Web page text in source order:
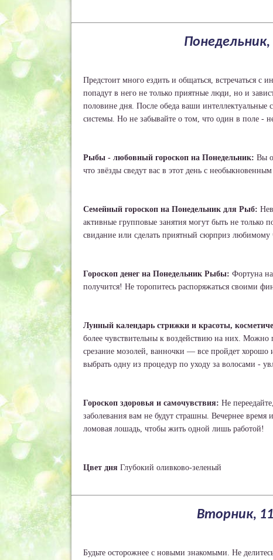
Понедельник,
Предстоит много ездить и общаться, встречаться с
попадут в него не только приятные люди, но и
половине дня. После обеда ваши интеллектуальные
системы. Но не забывайте о том, что один в поле -
Рыбы - любовный гороскоп на Понедельник: Вы
что звёзды сведут вас в этот день с необыкновенным
Семейный гороскоп на Понедельник для Рыб:
активные групповые занятия могут быть не
свидание или сделать приятный сюрприз любимому
Гороскоп денег на Понедельник Рыбы: Фортуна
получится! Не торопитесь распоряжаться своими
Лунный календарь стрижки и красоты,
более чувствительны к воздействию на них.
срезание мозолей, ванночки — все пройдет
выбрать одну из процедур по уходу за волосами -
Гороскоп здоровья и самочувствия: Не
заболевания вам не будут страшны. Вечернее
ломовая лошадь, чтобы жить одной лишь работой!
Цвет дня Глубокий оливково-зеленый
Вторник,
Будьте осторожнее с новыми знакомыми. Не